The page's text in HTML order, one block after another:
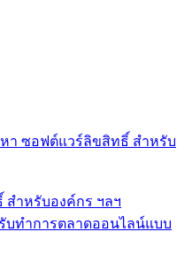
ำหรับองค์กร ฯลฯ